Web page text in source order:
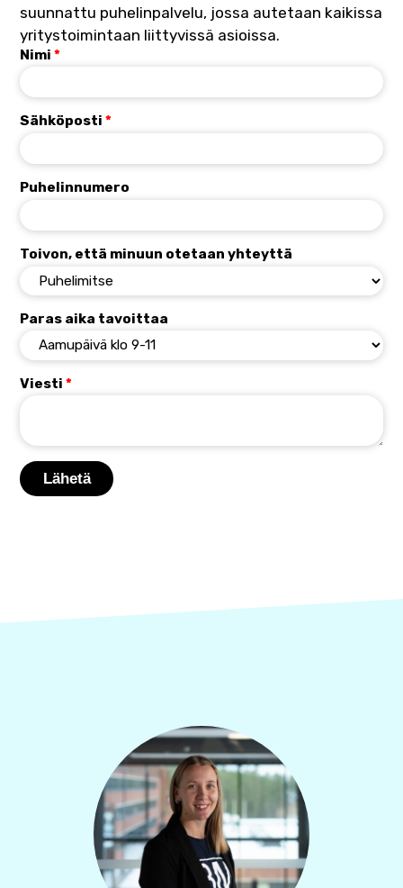
suunnattu puhelinpalvelu, jossa autetaan kaikissa
yritystoimintaan liittyvissä asioissa.
Nimi*
Sähköposti*
Puhelinnumero
Toivon, että minuun otetaan yhteyttä
Paras aika tavoittaa
Viesti*
Lähetä